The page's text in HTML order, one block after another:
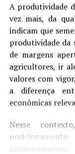
A produtividade
vez mais, da
indicam que
produtividade da
de margens
agricultores, ir
valores com
a diferença
econômicas
Nesse